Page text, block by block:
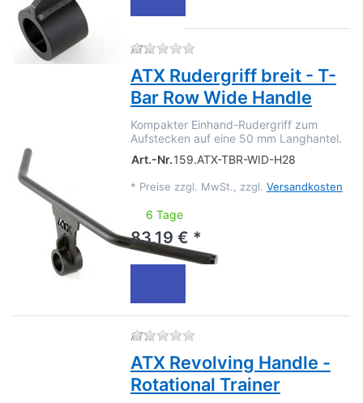
ATX Zu diesem Produkt liegen
ATX Rudergriff breit - T-
Bar Row Wide Handle
Kompakter Einhand-Rudergriff zum
Aufstecken auf eine 50 mm Langhantel.
Art.-Nr.159.ATX-TBR-WID-H28
* Preise zzgl. MwSt., zzgl. Versandkosten
6 Tage
83,19 € *
ATX Zu diesem Produkt liegen
ATX Revolving Handle -
Rotational Trainer